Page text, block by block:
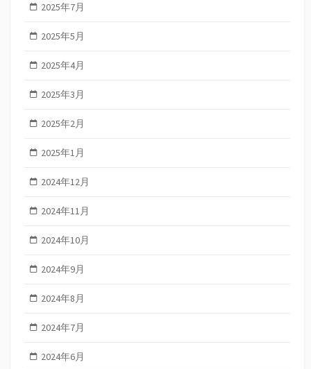
2025年7月
2025年5月
2025年4月
2025年3月
2025年2月
2025年1月
2024年12月
2024年11月
2024年10月
2024年9月
2024年8月
2024年7月
2024年6月